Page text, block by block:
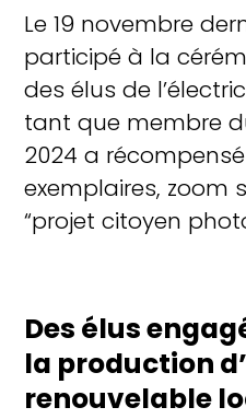
Le 19 novembre
participé à la
des élus de
tant que membre
2024 a
exemplaires, zoom
“projet citoyen
Des élus
la production
renouvelable